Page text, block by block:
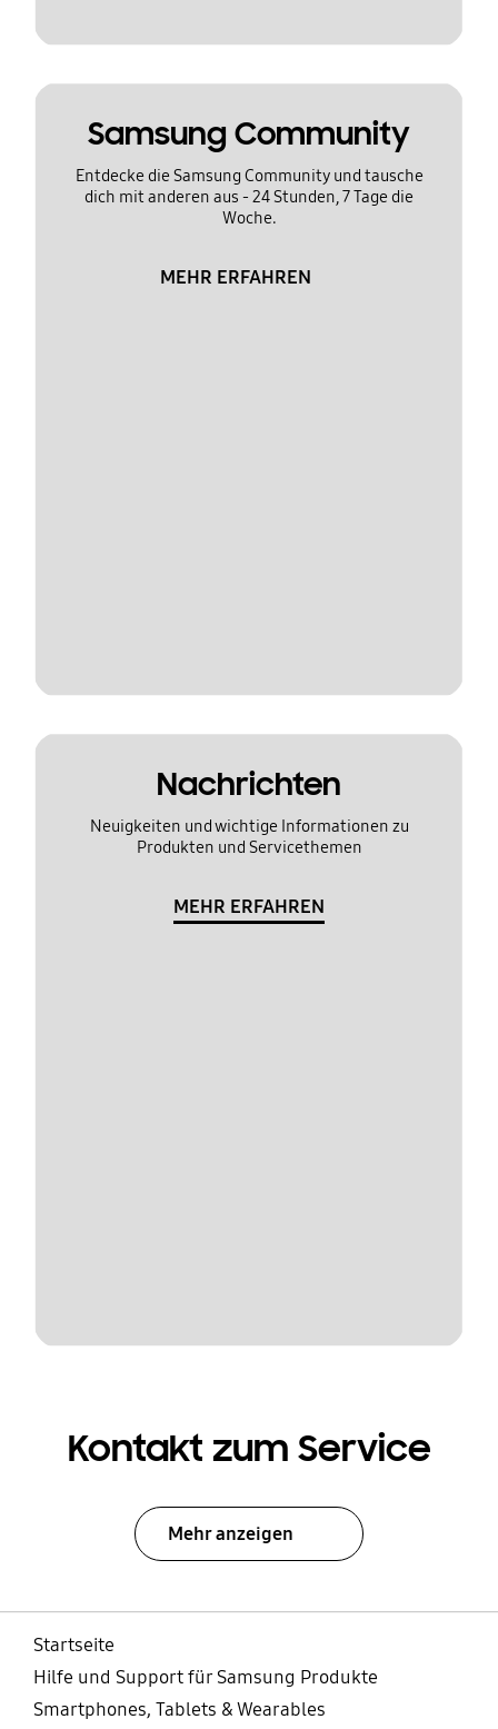
Samsung Community
Entdecke die Samsung Community und tausche
dich mit anderen aus - 24 Stunden, 7 Tage die
Woche.
MEHR ERFAHREN
Nachrichten
Neuigkeiten und wichtige Informationen zu
Produkten und Servicethemen
MEHR ERFAHREN
Kontakt zum Service
Mehr anzeigen
Startseite
Hilfe und Support für Samsung Produkte
Smartphones, Tablets & Wearables